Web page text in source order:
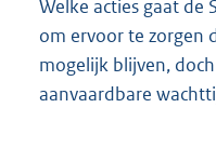
Welke acties gaat de
om ervoor te zorgen
mogelijk blijven,
aanvaardbare